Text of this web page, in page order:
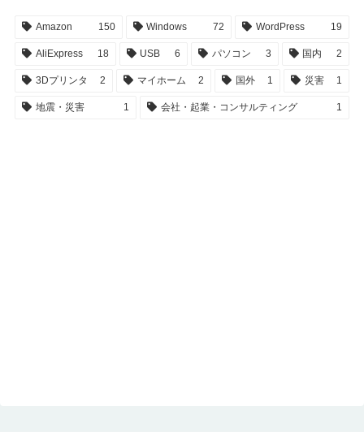
Amazon 150 Windows 72 WordPress 19
AliExpress 18 USB 6 パソコン 3 国内 2
3Dプリンタ 2 マイホーム 2 国外 1 災害 1
地震・災害 1 会社・起業・コンサルティング 1